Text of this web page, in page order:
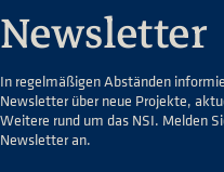
Newsletter
In regelmäßigen Abständen
Newsletter über neue Projekte,
Weitere rund um das NSI. Melden
Newsletter an.